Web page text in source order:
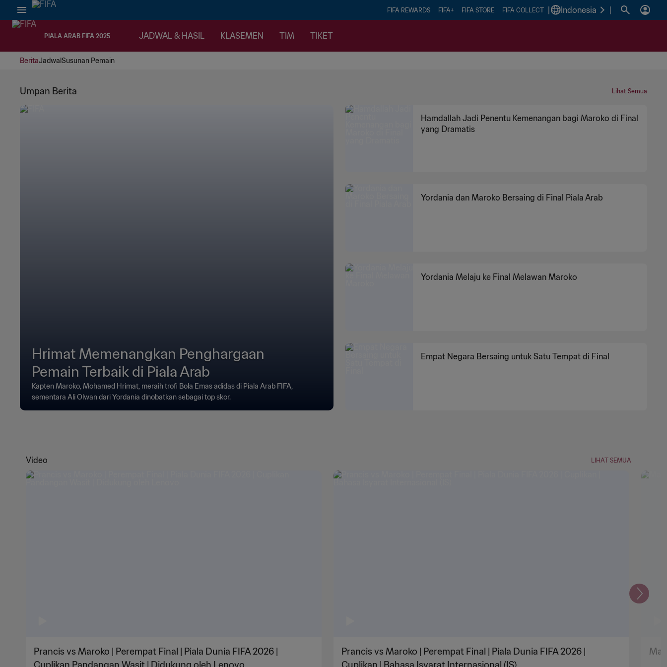
FIFA REWARDS FIFA+ FIFA STORE FIFA COLLECT Indonesia
PIALA ARAB FIFA 2025 JADWAL & HASIL KLASEMEN TIM TIKET
BeritaJadwalSusunan Pemain
Umpan Berita Lihat Semua
Hrimat Memenangkan Penghargaan
Pemain Terbaik di Piala Arab
Kapten Maroko, Mohamed Hrimat, meraih trofi Bola Emas adidas di Piala Arab FIFA,
sementara Ali Olwan dari Yordania dinobatkan sebagai top skor.
Hamdallah Jadi Penentu Kemenangan bagi Maroko di Final
yang Dramatis
Yordania dan Maroko Bersaing di Final Piala Arab
Yordania Melaju ke Final Melawan Maroko
Empat Negara Bersaing untuk Satu Tempat di Final
Video LIHAT SEMUA
Prancis vs Maroko | Perempat Final | Piala Dunia FIFA 2026 |
Prancis vs Maroko | Perempat Final | Piala Dunia FIFA 2026 |